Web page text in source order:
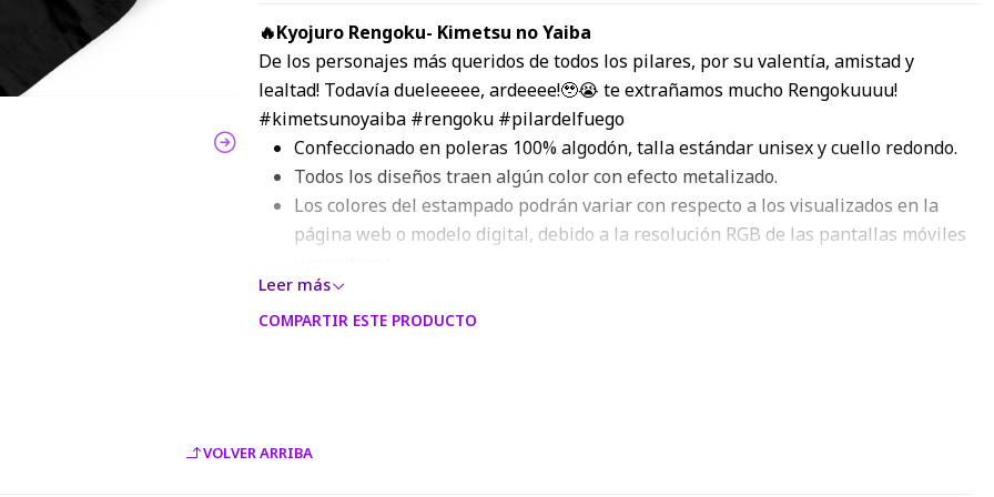
🔥Kyojuro Rengoku- Kimetsu no Yaiba
De los personajes más queridos de todos los pilares, por su valentía, amistad y
lealtad! Todavía dueleeeee, ardeeee!🥹😭 te extrañamos mucho Rengokuuuu!
#kimetsunoyaiba #rengoku #pilardelfuego
Confeccionado en poleras 100% algodón, talla estándar unisex y cuello redondo.
Todos los diseños traen algún color con efecto metalizado.
Los colores del estampado podrán variar con respecto a los visualizados en la
página web o modelo digital, debido a la resolución RGB de las pantallas móviles
Leer más
COMPARTIR ESTE PRODUCTO
VOLVER ARRIBA